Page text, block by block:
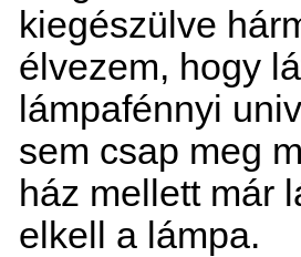
kiegészülve
élvezem, hogy
lámpafénnyi
sem csap meg
ház mellett már
elkell a lámpa.